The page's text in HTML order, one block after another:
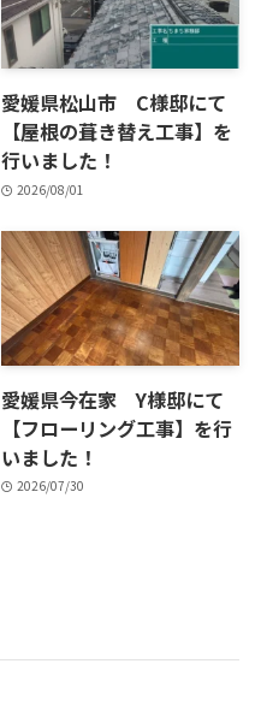
愛媛県松山市 C様邸にて
【屋根の葺き替え工事】を
行いました！
2026/08/01
愛媛県今在家 Y様邸にて
【フローリング工事】を行
いました！
2026/07/30